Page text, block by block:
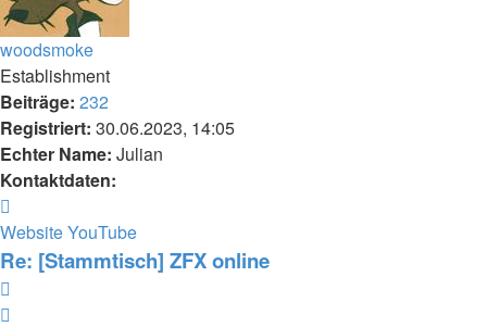
woodsmoke
Establishment
Beiträge: 232
Registriert: 30.06.2023, 14:05
Echter Name: Julian
Kontaktdaten:
von
woodsmoke
WebsiteYouTube
Re: [Stammtisch] ZFX online